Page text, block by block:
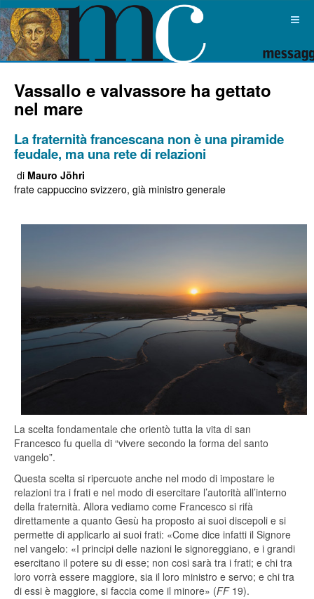
Vassallo e valvassore ha gettato
nel mare
La fraternità francescana non è una piramide
feudale, ma una rete di relazioni
di Mauro Jöhri
frate cappuccino svizzero, già ministro generale
La scelta fondamentale che orientò tutta la vita di san
Francesco fu quella di “vivere secondo la forma del santo
vangelo”.
Questa scelta si ripercuote anche nel modo di impostare le
relazioni tra i frati e nel modo di esercitare l’autorità all’interno
della fraternità. Allora vediamo come Francesco si rifà
direttamente a quanto Gesù ha proposto ai suoi discepoli e si
permette di applicarlo ai suoi frati: «Come dice infatti il Signore
nel vangelo: «I principi delle nazioni le signoreggiano, e i grandi
esercitano il potere su di esse; non cosi sarà tra i frati; e chi tra
loro vorrà essere maggiore, sia il loro ministro e servo; e chi tra
di essi è maggiore, si faccia come il minore» (FF19).